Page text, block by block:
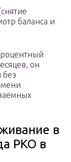
баланса и
он
без
в
РКО в